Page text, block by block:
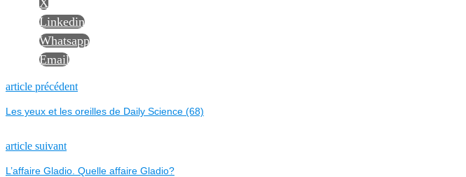
X
Linkedin
Whatsapp
Email
NAVIGATION
DE
L’ARTICLE
article précédentPrevious
Les yeux et les oreilles de Daily Science (68)
article suivantNext
L’affaire Gladio. Quelle affaire Gladio?